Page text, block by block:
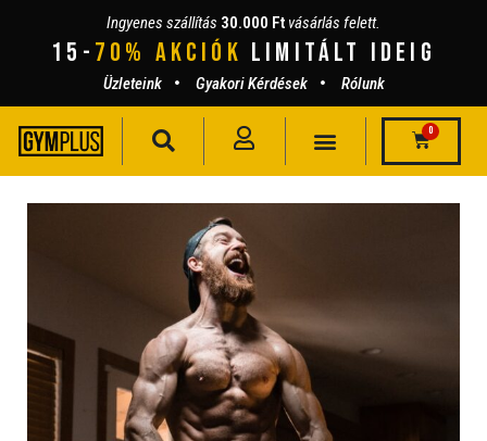
Ingyenes szállítás 30.000 Ft vásárlás felett.
15- 70% AKCIÓK lIMITÁLT IDEIG
Üzleteink Gyakori Kérdések Rólunk
0